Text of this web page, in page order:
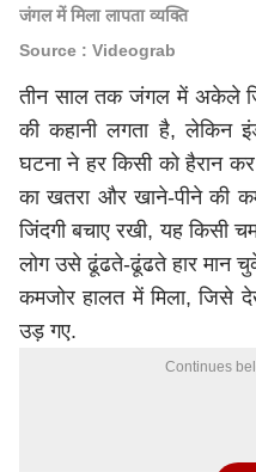
जंगल में मिला लापता व्यक्ति
Source : Videograb
तीन साल तक जंगल में अकेले
की कहानी लगता है, लेकिन
घटना ने हर किसी को हैरान
का खतरा और खाने-पीने की
जिंदगी बचाए रखी, यह किसी
लोग उसे ढूंढते-ढूंढते हार मान
कमजोर हालत में मिला, जिसे
उड़ गए.
Continues